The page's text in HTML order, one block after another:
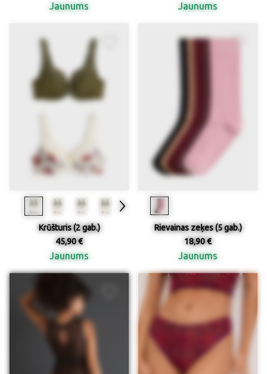
Jaunums Jaunums
Krūšturis (2 gab.)
45,90 €
Jaunums
Rievainas zeķes (5 gab.)
18,90 €
Jaunums